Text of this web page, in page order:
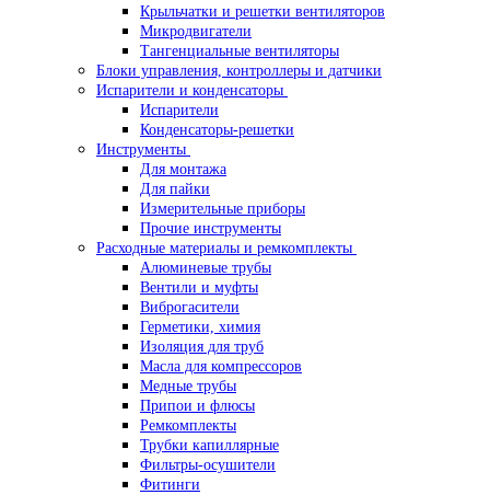
Крыльчатки и решетки вентиляторов
Микродвигатели
Тангенциальные вентиляторы
Блоки управления, контроллеры и датчики
Испарители и конденсаторы
Испарители
Конденсаторы-решетки
Инструменты
Для монтажа
Для пайки
Измерительные приборы
Прочие инструменты
Расходные материалы и ремкомплекты
Алюминевые трубы
Вентили и муфты
Виброгасители
Герметики, химия
Изоляция для труб
Масла для компрессоров
Медные трубы
Припои и флюсы
Ремкомплекты
Трубки капиллярные
Фильтры-осушители
Фитинги